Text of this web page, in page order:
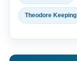
Theodore Keeping